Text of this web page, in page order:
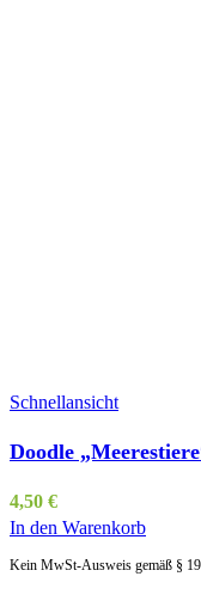
Schnellansicht
Doodle
4,50 €
In den Warenkorb
Kein MwSt-Ausweis gemäß §